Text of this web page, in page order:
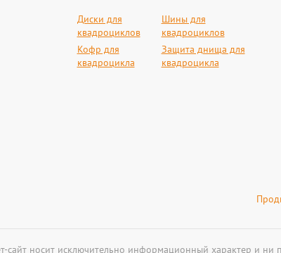
Диски для
квадроциклов
Шины для
квадроциклов
Кофр для
квадроцикла
Защита днища для
квадроцикла
носит исключительно информационный характер и ни